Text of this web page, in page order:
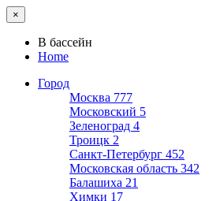
×
В бассейн
Home
Город
Москва 777
Московский 5
Зеленоград 4
Троицк 2
Санкт-Петербург 452
Московская область 342
Балашиха 21
Химки 17